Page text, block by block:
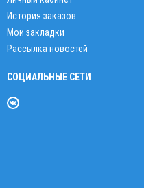
История заказов
Мои закладки
Рассылка новостей
СОЦИАЛЬНЫЕ СЕТИ